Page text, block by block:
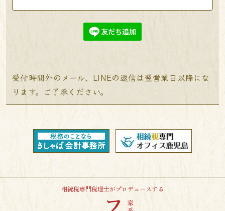
受付時間外のメール、LINEの返信は翌営業日以降にな
ります。ご了承ください。
相続税専門税理士がプロデュースする